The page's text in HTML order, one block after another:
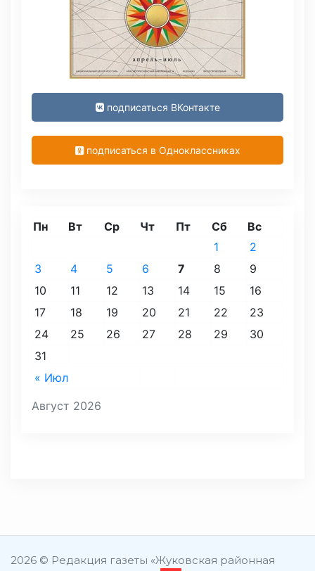
подписаться ВКонтакте
подписаться в Одноклассниках
Август 2026
Пн Вт Ср Чт Пт Сб Вс
« Июл
1
2
3
4 5 6 7 8
9
10
11 12 13 14 15
16
17
18 19 20 21 22
23
24
25 26 27 28 29
30
31
2026 © Редакция газеты «Жуковская районная